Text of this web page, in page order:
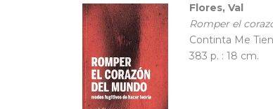
Flores, Val
Romper el
Continta Me
383 p. : 18 cm.